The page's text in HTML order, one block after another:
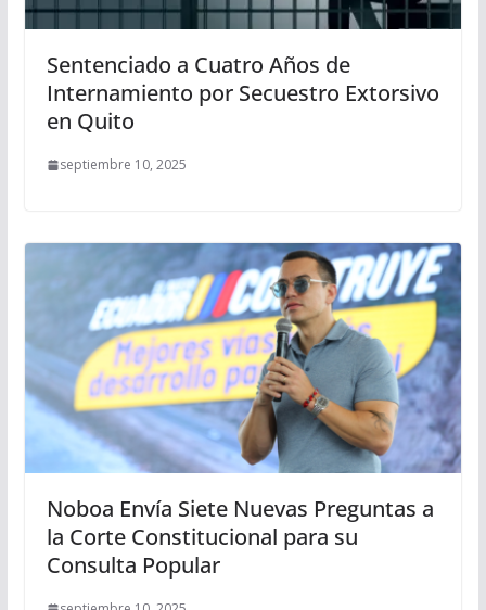
Sentenciado a Cuatro Años de
Internamiento por Secuestro Extorsivo
en Quito
septiembre 10, 2025
Noboa Envía Siete Nuevas Preguntas a
la Corte Constitucional para su
Consulta Popular